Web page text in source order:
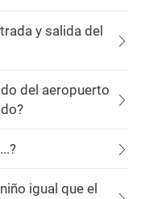
y salida del
del aeropuerto
igual que el